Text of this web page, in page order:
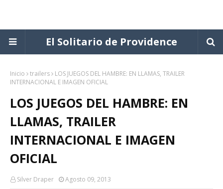
El Solitario de Providence
Inicio trailers
LOS JUEGOS DEL HAMBRE: EN LLAMAS, TRAILER
INTERNACIONAL E IMAGEN OFICIAL
LOS JUEGOS DEL HAMBRE: EN
LLAMAS, TRAILER
INTERNACIONAL E IMAGEN
OFICIAL
Silver Draper Agosto 09, 2013